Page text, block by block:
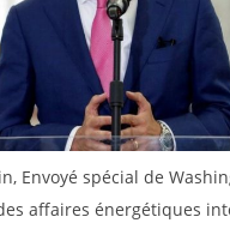
Envoyé spécial de
affaires énergétiques